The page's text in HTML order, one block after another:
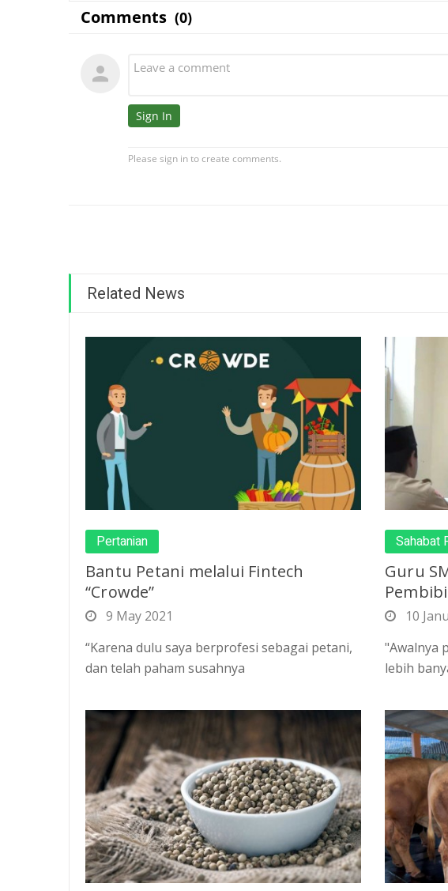
Related News
Pertanian
Bantu Petani melalui Fintech
“Crowde”
9 May 2021
“Karena dulu saya berprofesi sebagai petani,
dan telah paham susahnya
Sahabat
Guru
10
"Awalnya
lebih